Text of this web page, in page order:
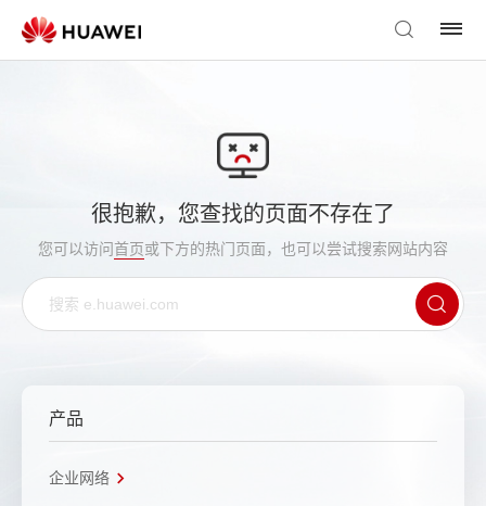
很抱歉，您查找的页面不存在了
您可以访问首页或下方的热门页面，也可以尝试搜索网站内容
产品
企业网络